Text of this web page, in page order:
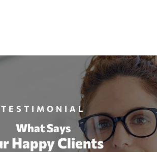
TESTIMONIAL
What Says
Happy Clients